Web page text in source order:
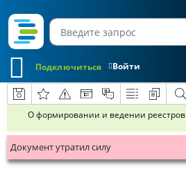
Войти
Подключиться
О формировании и ведении реестров
Документ утратил силу